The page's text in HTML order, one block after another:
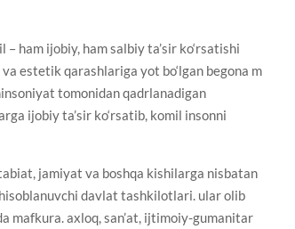
ham ijobiy, ham salbiy ta’sir ko‘rsatishi
estetik qarashlariga yot bo‘lgan begona m
tomonidan qadrlanadigan
ijobiy ta’sir ko‘rsatib, komil insonni
jamiyat va boshqa kishilarga nisbatan
davlat tashkilotlari. ular olib
mafkura. axloq, san’at, ijtimoiy-gumanitar